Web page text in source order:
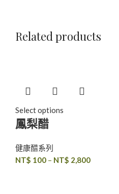
Related products
Select options
鳳梨醋
健康醋系列
NT$ 100 – NT$ 2,800